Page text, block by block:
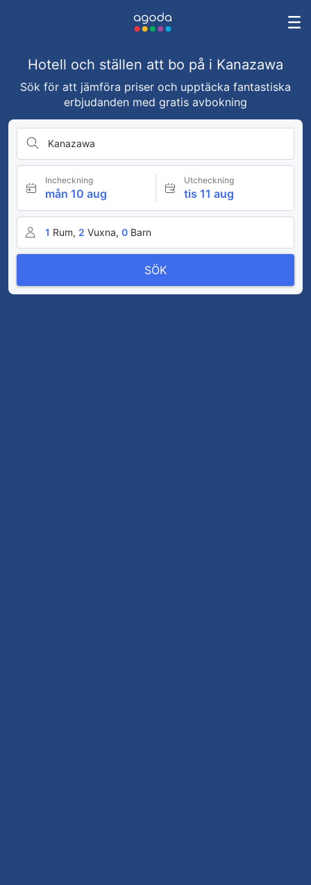
Hotell och ställen att bo på i Kanazawa
Sök för att jämföra priser och upptäcka fantastiska
erbjudanden med gratis avbokning
Kanazawa
Incheckning
mån 10 aug
Utcheckning
tis 11 aug
1 Rum, 2 Vuxna, 0 Barn
SÖK